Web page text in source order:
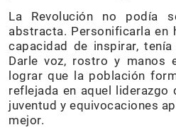
La Revolución no podía
abstracta. Personificarla en
capacidad de inspirar,
Darle voz, rostro y manos
lograr que la población
reflejada en aquel liderazgo
juventud y equivocaciones
mejor.